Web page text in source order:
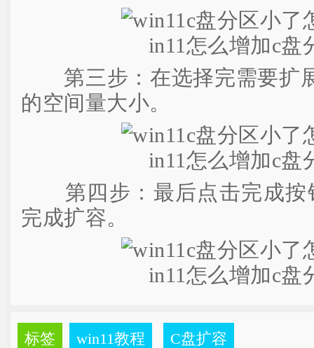
第三步：在选择完需要扩
的空间量大小。
第四步：最后点击完成按
完成扩容。
标签 win11教程 C盘扩容